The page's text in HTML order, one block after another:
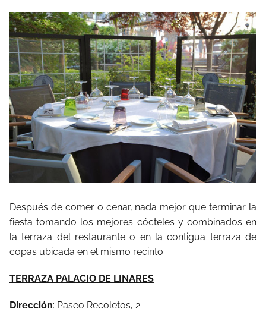
Después de comer o cenar, nada mejor que terminar la
fiesta tomando los mejores cócteles y combinados en
la terraza del restaurante o en la contigua terraza de
copas ubicada en el mismo recinto.
TERRAZA PALACIO DE LINARES
Dirección: Paseo Recoletos, 2.